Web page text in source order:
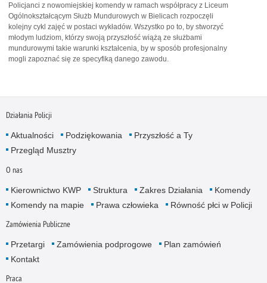
Policjanci z nowomiejskiej komendy w ramach współpracy z Liceum
Ogólnokształcącym Służb Mundurowych w Bielicach rozpoczęli
kolejny cykl zajęć w postaci wykładów. Wszystko po to, by stworzyć
młodym ludziom, którzy swoją przyszłość wiążą ze służbami
mundurowymi takie warunki kształcenia, by w sposób profesjonalny
mogli zapoznać się ze specyfiką danego zawodu.
Działania Policji
Aktualności Podziękowania
Przyszłość a Ty
Przegląd Musztry
O nas
Kierownictwo KWP Struktura Zakres Działania
Komendy
Komendy na mapie
Prawa człowieka Równość płci w Policji
Zamówienia Publiczne
Przetargi Zamówienia podprogowe
Plan zamówień
Kontakt
Praca